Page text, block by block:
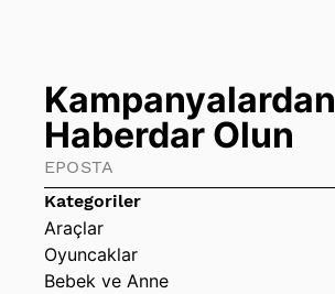
Kategoriler
Araçlar
Oyuncaklar
Bebek ve Anne
Kampanyalardan
Haberdar Olun